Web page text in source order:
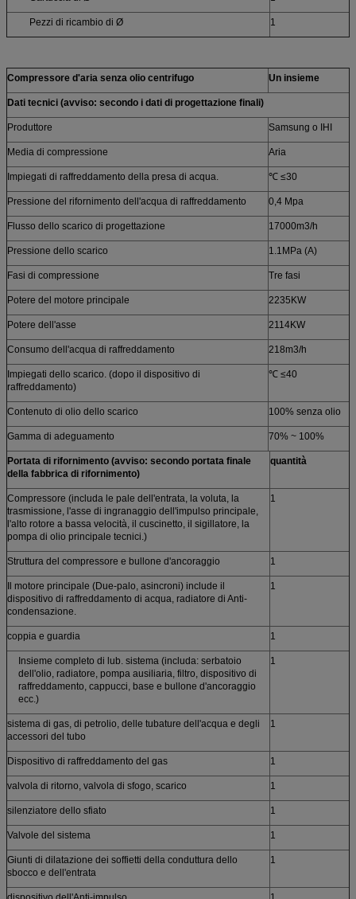
Pezzi di ricambio di Ø 1
Compressore d'aria senza olio centrifugo Un insieme
Dati tecnici (avviso: secondo i dati di progettazione finali)
Produttore Samsung o IHI
Media di compressione Aria
Impiegati di raffreddamento della presa di acqua. ℃ ≤30
Pressione del rifornimento dell'acqua di raffreddamento 0,4 Mpa
Flusso dello scarico di progettazione 17000m3/h
Pressione dello scarico 1.1MPa (A)
Fasi di compressione Tre fasi
Potere del motore principale 2235KW
Potere dell'asse 2114KW
Consumo dell'acqua di raffreddamento 218m3/h
Impiegati dello scarico. (dopo il dispositivo di
raffreddamento)
℃ ≤40
Contenuto di olio dello scarico 100% senza olio
Gamma di adeguamento 70% ~ 100%
Portata di rifornimento (avviso: secondo portata finale
della fabbrica di rifornimento)
quantità
Compressore (includa le pale dell'entrata, la voluta, la
trasmissione, l'asse di ingranaggio dell'impulso principale,
l'alto rotore a bassa velocità, il cuscinetto, il sigillatore, la
pompa di olio principale tecnici.)
1
Struttura del compressore e bullone d'ancoraggio 1
Il motore principale (Due-palo, asincroni) include il
dispositivo di raffreddamento di acqua, radiatore di Anti-
condensazione.
1
coppia e guardia 1
Insieme completo di lub. sistema (includa: serbatoio
dell'olio, radiatore, pompa ausiliaria, filtro, dispositivo di
raffreddamento, cappucci, base e bullone d'ancoraggio
ecc.)
1
sistema di gas, di petrolio, delle tubature dell'acqua e degli
accessori del tubo
1
Dispositivo di raffreddamento del gas 1
valvola di ritorno, valvola di sfogo, scarico 1
silenziatore dello sfiato 1
Valvole del sistema 1
Giunti di dilatazione dei soffietti della conduttura dello
sbocco e dell'entrata
1